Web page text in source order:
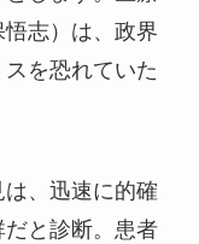
志）は、政界
を恐れていた
、迅速に的確
と診断。患者